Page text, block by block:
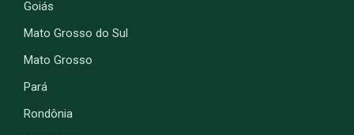
Goiás
Mato Grosso do Sul
Mato Grosso
Pará
Rondônia